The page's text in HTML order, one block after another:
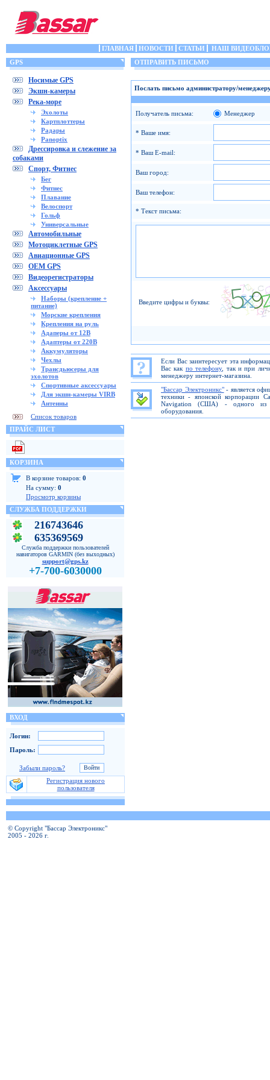
ГЛАВНАЯ НОВОСТИ СТАТЬИ
НАШ
GPS
Носимые GPS
Экшн-камеры
Река-море
Эхолоты
Картплоттеры
Радары
Panoptix
Дрессировка и слежение за
собаками
Спорт, Фитнес
Бег
Фитнес
Плавание
Велоспорт
Гольф
Универсальные
Автомобильные
Мотоциклетные GPS
Авиационные GPS
OEM GPS
Видеорегистраторы
Аксессуары
Наборы (крепление +
питание)
Морские крепления
Крепления на руль
Адаперы от 12В
Адаптеры от 220В
Аккумуляторы
Чехлы
Трансдьюсеры для
эхолотов
Спортивные аксессуары
Для экшн-камеры VIRB
Антенны
Список товаров
ПРАЙС ЛИСТ
КОРЗИНА
В корзине товаров: 0
На сумму: 0
Просмотр корзины
СЛУЖБА ПОДДЕРЖКИ
216743646
635369569
Служба поддержки пользователей
навигаторов GARMIN (без выходных)
support@gps.kz
+7-700-6030000
ВХОД
Логин:
Пароль:
Забыли пароль?
Регистрация нового
пользователя
ОТПРАВИТЬ ПИСЬМО
Послать письмо администратору/
Получатель письма: Менеджер
* Ваше имя:
* Ваш E-mail:
Ваш город:
Ваш телефон:
* Текст письма:
Введите цифры и буквы:
Если Вас заинтересует эта
Вас как по телефону, так и при
менеджеру интернет-магазина.
"Бассар Электроникс"- является
техники - японской корпорации
Navigation (США) - одного из
оборудования.
© Copyright "Бассар Электроникс"
2005 - 2026 г.